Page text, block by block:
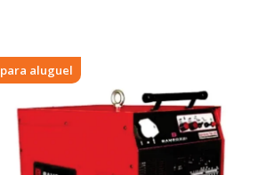
para aluguel